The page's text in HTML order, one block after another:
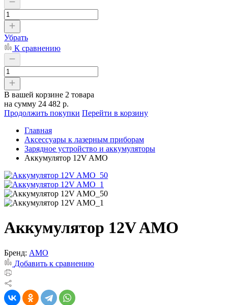
Убрать
К сравнению
В вашей корзине 2 товара
на сумму 24 482 р.
Продолжить покупки Перейти в корзину
Главная
Аксессуары к лазерным приборам
Зарядное устройство и аккумуляторы
Аккумулятор 12V AMO
Аккумулятор 12V AMO
Бренд: AMO
Добавить к сравнению